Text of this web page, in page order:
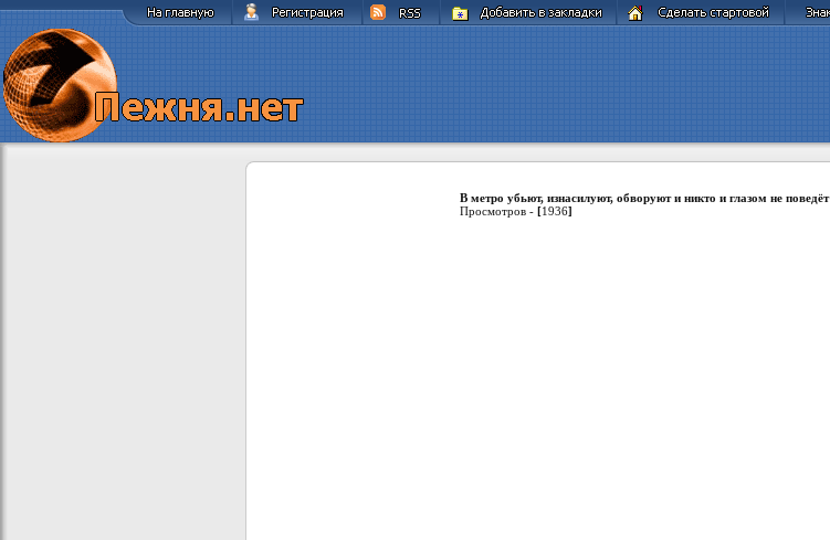
В метро убьют, изнасилуют, обворуют и никто и глазом не поведёт
Просмотров - [1936]